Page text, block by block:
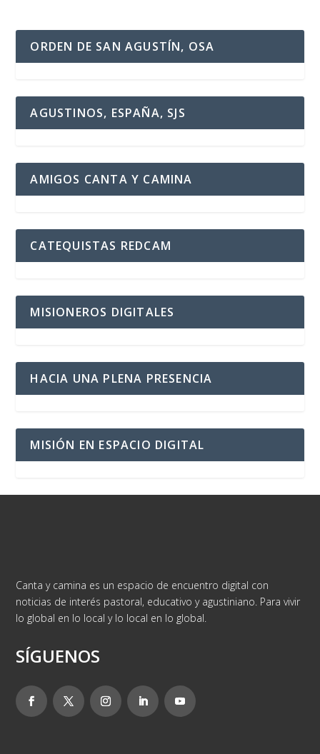
ORDEN DE SAN AGUSTÍN, OSA
AGUSTINOS, ESPAÑA, SJS
AMIGOS CANTA Y CAMINA
CATEQUISTAS REDCAM
MISIONEROS DIGITALES
HACIA UNA PLENA PRESENCIA
MISIÓN EN ESPACIO DIGITAL
Canta y camina es un espacio de encuentro digital con
noticias de interés pastoral, educativo y agustiniano. Para vivir
lo global en lo local y lo local en lo global.
SÍGUENOS